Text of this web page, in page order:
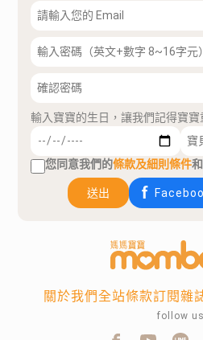
輸入寶寶的生日，讓我們記得寶寶
您同意我們的條款及細則條件和
送出
關於我們全站條款訂閱雜
follow us